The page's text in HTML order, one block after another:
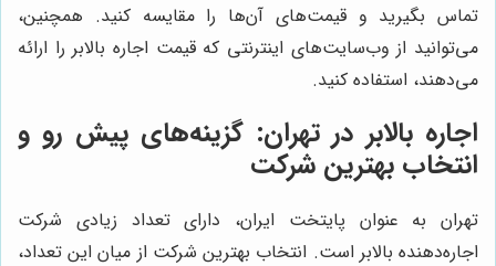
تماس بگیرید و قیمت‌های آن‌ها را مقایسه کنید. همچنین،
می‌توانید از وب‌سایت‌های اینترنتی که قیمت اجاره بالابر را ارائه
می‌دهند، استفاده کنید.
اجاره بالابر در تهران: گزینه‌های پیش رو و
انتخاب بهترین شرکت
تهران به عنوان پایتخت ایران، دارای تعداد زیادی شرکت
اجاره‌دهنده بالابر است. انتخاب بهترین شرکت از میان این تعداد،